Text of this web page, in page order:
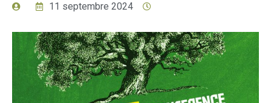
11 septembre 2024